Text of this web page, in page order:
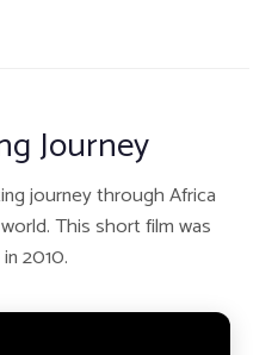
Journey
journey through Africa
This short film was
2010.